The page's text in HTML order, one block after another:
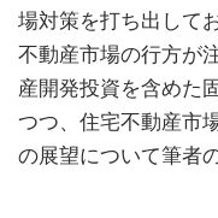
場対策を打ち出して
不動産市場の行方が
産開発投資を含めた
つつ、住宅不動産市
の展望について筆者